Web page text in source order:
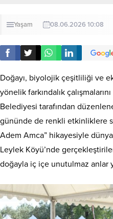
Yaşam 08.06.2026 10:08
Doğayı, biyolojik çeşitliliği ve
yönelik farkındalık
Belediyesi tarafından
gününde de renkli etkinliklere
Adem Amca” hikayesiyle
Leylek Köyü’nde
doğayla iç içe unutulmaz anlar